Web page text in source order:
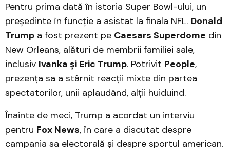
Pentru prima dată în istoria Super Bowl-ului, un
președinte în funcție a asistat la finala NFL. Donald
Trump a fost prezent pe Caesars Superdome din
New Orleans, alături de membrii familiei sale,
inclusiv Ivanka și Eric Trump. Potrivit People,
prezența sa a stârnit reacții mixte din partea
spectatorilor, unii aplaudând, alții huiduind.
Înainte de meci, Trump a acordat un interviu
pentru Fox News, în care a discutat despre
campania sa electorală și despre sportul american.